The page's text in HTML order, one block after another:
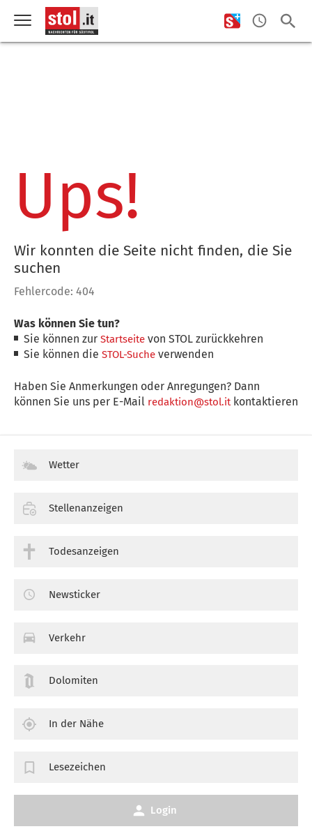
Ups!
Wir konnten die Seite nicht finden, die Sie
suchen
Fehlercode: 404
Was können Sie tun?
Sie können zurStartseite von STOL zurückkehren
Sie können dieSTOL-Suche verwenden
Haben Sie Anmerkungen oder Anregungen? Dann
können Sie uns per E-Mail redaktion@stol.itkontaktieren
Wetter
Stellenanzeigen
Todesanzeigen
Newsticker
Verkehr
Dolomiten
In der Nähe
Lesezeichen
Login